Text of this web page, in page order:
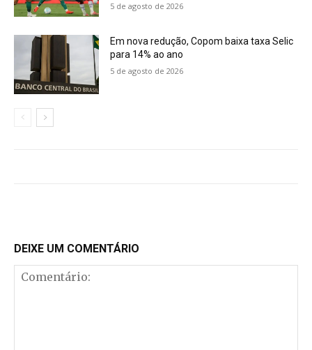
5 de agosto de 2026
Em nova redução, Copom baixa taxa Selic
para 14% ao ano
5 de agosto de 2026
DEIXE UM COMENTÁRIO